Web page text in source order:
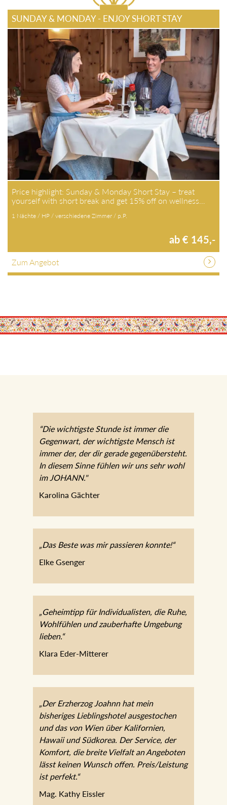
SUNDAY & MONDAY - ENJOY SHORT STAY
Price highlight: Sunday & Monday Short Stay – treat
yourself with short break and get 15% off on wellness…
ab € 145,-
Zum Angebot
“Die wichtigste Stunde ist immer die
Gegenwart, der wichtigste Mensch ist
immer der, der dir gerade
gegenübersteht. In diesem Sinne fühlen
wir uns sehr wohl im JOHANN."
„Das Beste was mir passieren konnte!“
„Geheimtipp für Individualisten, die Ruhe,
Wohlfühlen und zauberhafte Umgebung
lieben.“
„Der Erzherzog Joahnn hat mein
bisheriges Lieblingshotel ausgestochen
und das von Wien über Kalifornien,
Hawaii und Südkorea. Der Service, der
lässt keinen Wunsch offen.
Preis/Leistung ist perfekt.“